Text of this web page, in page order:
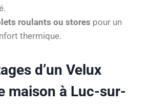
roulants ou stores pour un
thermique.
d’un Velux
maison à Luc-sur-